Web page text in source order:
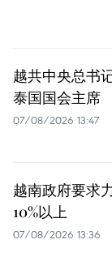
越共中央总书
泰国国会主席
07/08/2026 13:47
越南政府要求
10%以上
07/08/2026 13:36